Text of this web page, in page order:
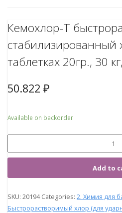
Кемохлор-Т
стабилизированный
таблетках 20гр., 30
50.822 ₽
Available on backorder
Add to
SKU: 20194 Categories: 2. Химия для
Быстрорастворимый хлор (для